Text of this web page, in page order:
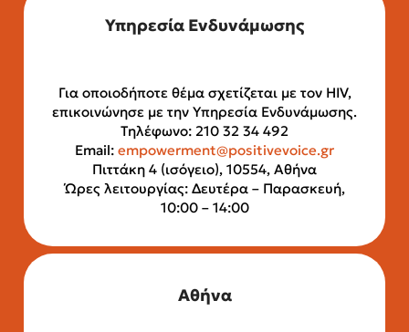
Υπηρεσία Ενδυνάμωσης
Για οποιοδήποτε θέμα σχετίζεται με τον HIV,
επικοινώνησε με την Υπηρεσία Ενδυνάμωσης.
Τηλέφωνο: 210 32 34 492
Email: empowerment@positivevoice.gr
Πιττάκη 4 (ισόγειο), 10554, Αθήνα
Ώρες λειτουργίας: Δευτέρα – Παρασκευή,
10:00 – 14:00
Αθήνα